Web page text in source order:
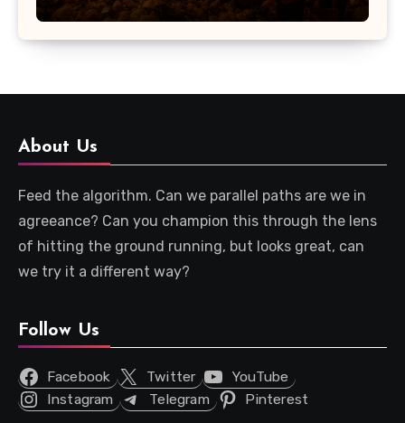
About Us
Feed the algorithm. Can we parallel paths are we in
agreeance? Can you champion this through the lens
of hitting the ground running, but looks great, can
we try it a different way?
Follow Us
Facebook Twitter
YouTube
Instagram
Telegram Pinterest